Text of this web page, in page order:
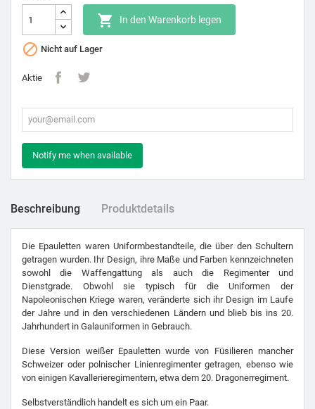
 In den Warenkorb legen
 Nicht auf Lager
Aktie
Notify me when available
Beschreibung Produktdetails
Die Epauletten waren Uniformbestandteile, die über den Schultern
getragen wurden. Ihr Design, ihre Maße und Farben kennzeichneten
sowohl die Waffengattung als auch die Regimenter und
Dienstgrade. Obwohl sie typisch für die Uniformen der
Napoleonischen Kriege waren, veränderte sich ihr Design im Laufe
der Jahre und in den verschiedenen Ländern und blieb bis ins 20.
Jahrhundert in Galauniformen in Gebrauch.
Diese Version weißer Epauletten wurde von Füsilieren mancher
Schweizer oder polnischer Linienregimenter getragen, ebenso wie
von einigen Kavallerieregimentern, etwa dem 20. Dragonerregiment.
Selbstverständlich handelt es sich um ein Paar.